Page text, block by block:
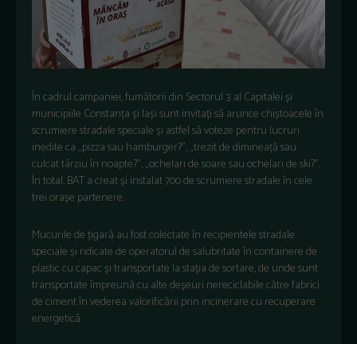
În cadrul campaniei, fumătorii din Sectorul 3 al Capitalei și
municipiile Constanța și Iași sunt invitați să arunce chiștoacele în
scrumiere stradale speciale și astfel să voteze pentru lucruri
inedite ca „pizza sau hamburger?”, „trezit de dimineață sau
culcat târziu în noapte?”, „ochelari de soare sau ochelari de ski?”.
În total, BAT a creat și instalat 700 de scrumiere stradale în cele
trei orașe partenere.
Mucurile de țigară au fost colectate în recipientele stradale
speciale și ridicate de operatorul de salubritate în containere de
plastic cu capac și transportate la stația de sortare, de unde sunt
transportate împreună cu alte deșeuri nereciclabile către fabrici
de ciment în vederea valorificării prin incinerare cu recuperare
energetică.